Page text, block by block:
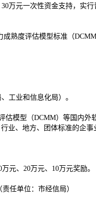
万元一次性资金支持，实行
熟度评估模型标准（
工业和信息化局）。
模型（DCMM）等国内
业、地方、团体标准的企
元、20万元、10万元奖励。
任单位：市经信局）